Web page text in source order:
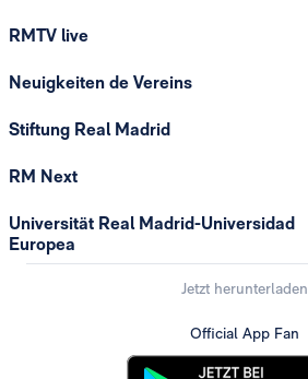
RMTV live
Neuigkeiten de Vereins
Stiftung Real Madrid
RM Next
Universität Real Madrid-Universidad
Europea
Jetzt herunterladen
Official App Fan